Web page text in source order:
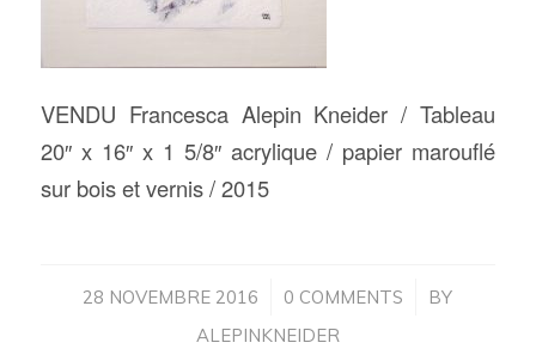
VENDU Francesca Alepin Kneider / Tableau
20″ x 16″ x 1 5/8″ acrylique / papier marouflé
sur bois et vernis / 2015
28 NOVEMBRE 2016
/ 0 COMMENTS
/
BY
ALEPINKNEIDER